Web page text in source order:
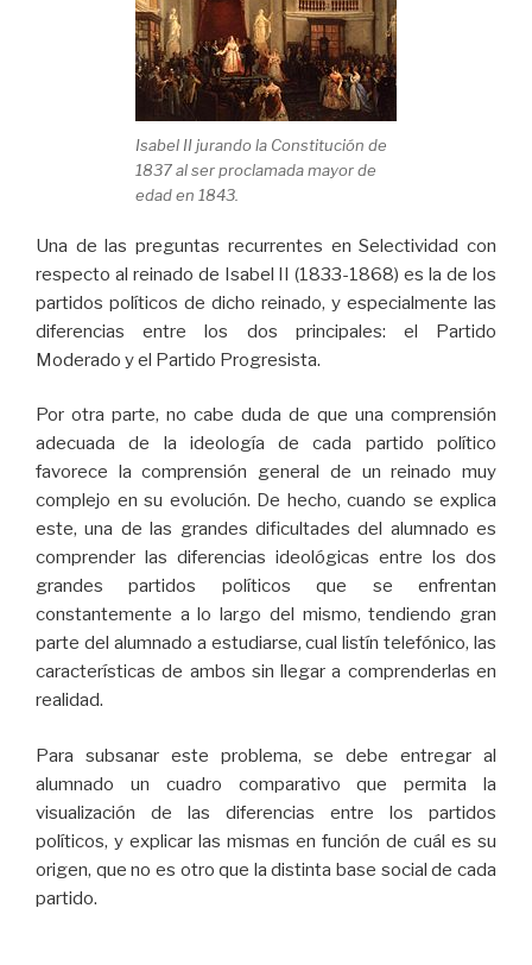
Isabel II jurando la Constitución de
1837 al ser proclamada mayor de
edad en 1843.
Una de las preguntas recurrentes en Selectividad con
respecto al reinado de Isabel II (1833-1868) es la de los
partidos políticos de dicho reinado, y especialmente las
diferencias entre los dos principales: el Partido
Moderado y el Partido Progresista.
Por otra parte, no cabe duda de que una comprensión
adecuada de la ideología de cada partido político
favorece la comprensión general de un reinado muy
complejo en su evolución. De hecho, cuando se explica
este, una de las grandes dificultades del alumnado es
comprender las diferencias ideológicas entre los dos
grandes partidos políticos que se enfrentan
constantemente a lo largo del mismo, tendiendo gran
parte del alumnado a estudiarse, cual listín telefónico, las
características de ambos sin llegar a comprenderlas en
realidad.
Para subsanar este problema, se debe entregar al
alumnado un cuadro comparativo que permita la
visualización de las diferencias entre los partidos
políticos, y explicar las mismas en función de cuál es su
origen, que no es otro que la distinta base social de cada
partido.